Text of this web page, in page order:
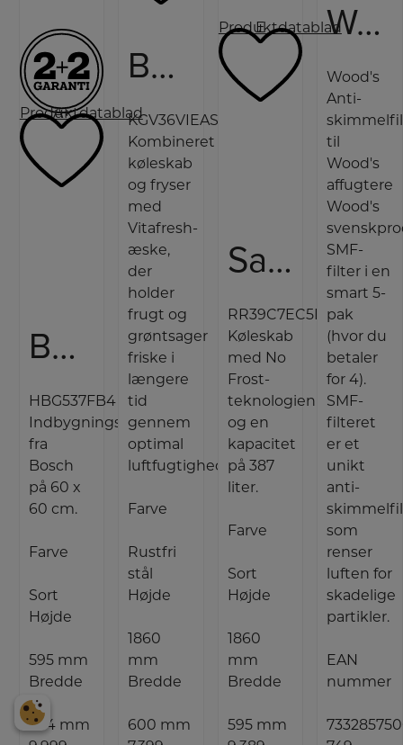
A+
Produktdatablad
Bosch Indbygningsovn
HBG537FB4
Indbygningsovn
fra
Bosch
på 60 x
60 cm.
Farve
Sort
Højde
595 mm
Bredde
594 mm
Bosch Køle-/fryseskab
KGV36VIEAS
Kombineret
køleskab
og fryser
med
Vitafresh-
æske,
der
holder
frugt og
grøntsager
friske i
længere
tid
gennem
optimal
luftfugtighed.
Farve
Rustfri
stål
Højde
1860
mm
Bredde
600 mm
E
Produktdatablad
Samsung Køleskab
RR39C7EC5B1/EF
Køleskab
med No
Frost-
teknologien
og en
kapacitet
på 387
liter.
Farve
Sort
Højde
1860
mm
Bredde
595 mm
Wood’s Anti-skimmelfilter til Wood’s affugtere
Wood's
Anti-
til
Wood's
affugtere
Wood's
SMF-
filter i en
smart 5-
pak
(hvor du
betaler
for 4).
SMF-
filteret
er et
unikt
anti-
som
renser
luften for
skadelige
partikler.
EAN
nummer